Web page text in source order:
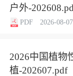
户外-
PDF 2026-08-07
2026中国植物
植-202607.pdf